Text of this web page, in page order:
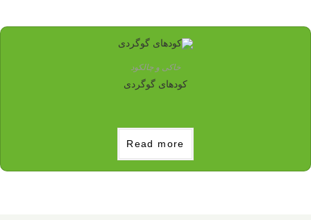
خاکی و چالکود
کودهای گوگردی
Read more